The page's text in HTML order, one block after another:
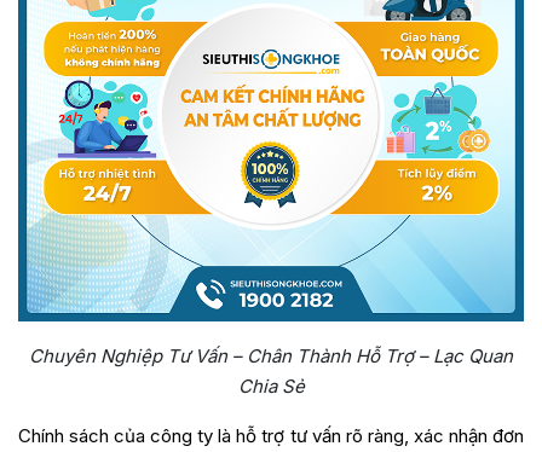
Chuyên Nghiệp Tư Vấn – Chân Thành Hỗ Trợ – Lạc Quan
Chia Sẻ
Chính sách của công ty là hỗ trợ tư vấn rõ ràng, xác nhận đơn